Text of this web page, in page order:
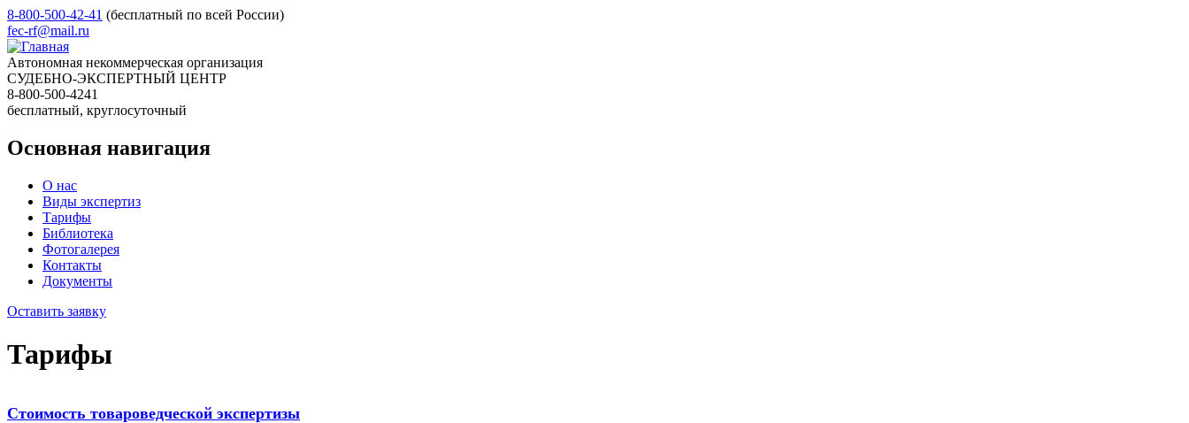
8-800-500-42-41 (бесплатный по всей России)
fec-rf@mail.ru
Автономная некоммерческая организация
СУДЕБНО-ЭКСПЕРТНЫЙ ЦЕНТР
8-800-500-4241
бесплатный, круглосуточный
Основная навигация
О нас
Виды экспертиз
Тарифы
Библиотека
Фотогалерея
Контакты
Документы
Оставить заявку
Тарифы
Стоимость товароведческой экспертизы